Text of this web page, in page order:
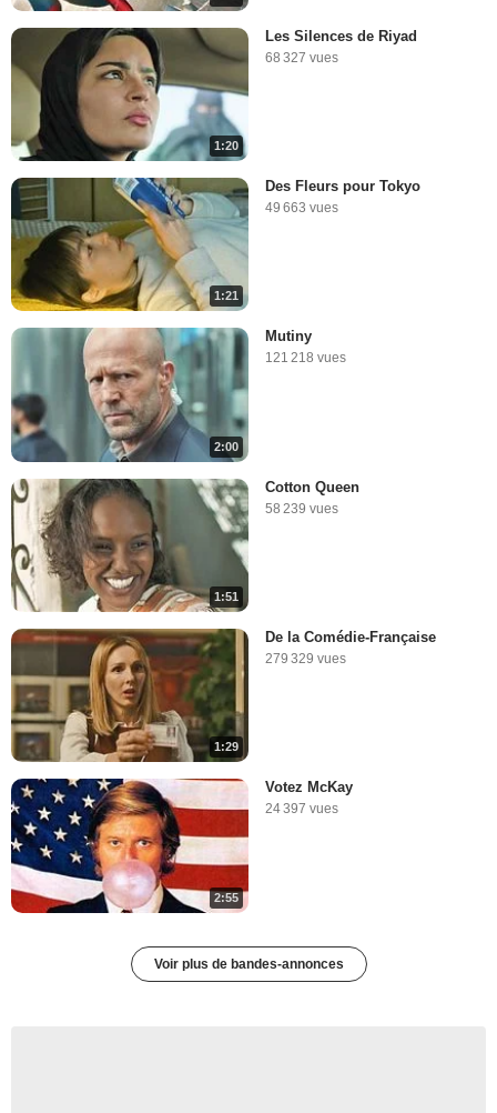
1:20
Les Silences de Riyad
68 327 vues
1:21
Des Fleurs pour Tokyo
49 663 vues
2:00
Mutiny
121 218 vues
1:51
Cotton Queen
58 239 vues
1:29
De la Comédie-Française
279 329 vues
2:55
Votez McKay
24 397 vues
Voir plus de bandes-annonces